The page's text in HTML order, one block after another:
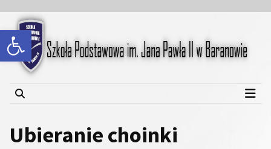
Open toolbar
content
content
Szkoła Podstawowa im.
Jana Pawła II w Baranowie
Ubieranie choinki